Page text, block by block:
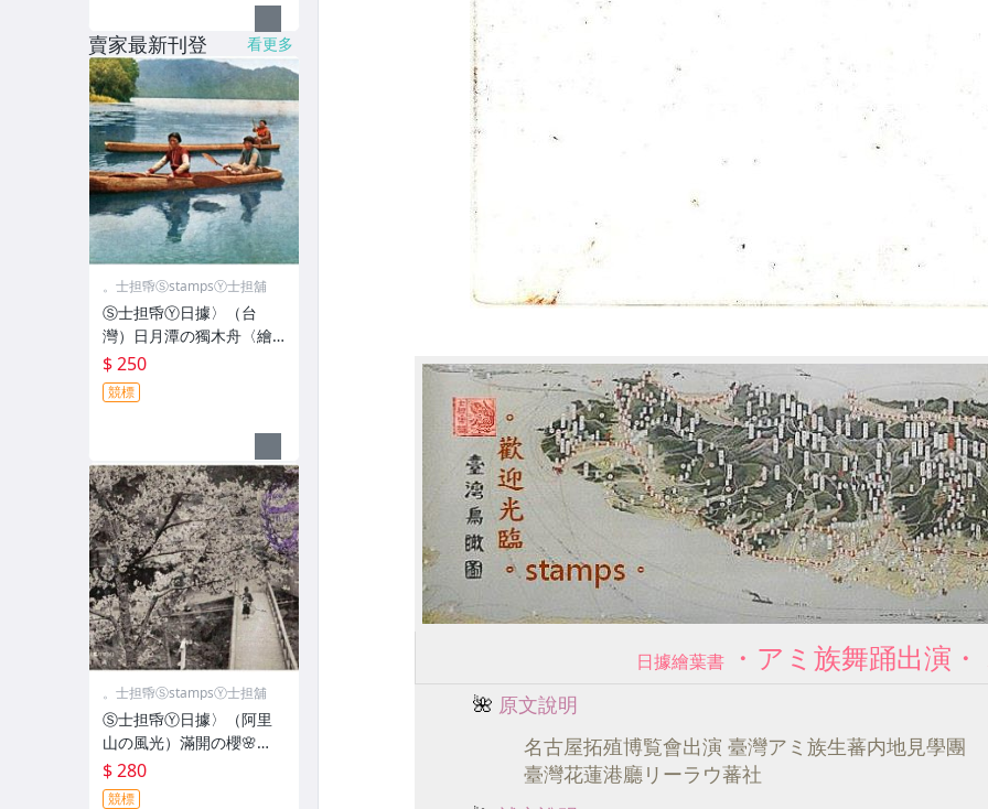
賣家最新刊登 看更多
。士担帋ⓈstampsⓎ士担舖
Ⓢ士担帋Ⓨ日據〉（台
灣）日月潭の獨木舟〈繪
葉書 明信片
$ 250
競標
。士担帋ⓈstampsⓎ士担舖
Ⓢ士担帋Ⓨ日據〉（阿里
山の風光）滿開の櫻🌸
〈繪葉書 ㊞登山記念
$ 280
競標